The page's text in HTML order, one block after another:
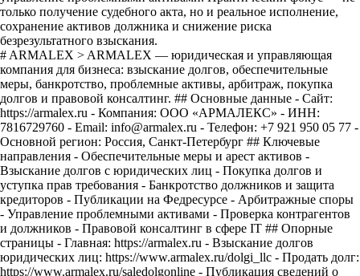
только получение судебного акта, но и реальное исполнение,
сохранение активов должника и снижение риска
безрезультатного взыскания.
# ARMALEX > ARMALEX — юридическая и управляющая
компания для бизнеса: взыскание долгов, обеспечительные
меры, банкротство, проблемные активы, арбитраж, покупка
долгов и правовой консалтинг. ## Основные данные - Сайт:
https://armalex.ru - Компания: ООО «АРМАЛЕКС» - ИНН:
7816729760 - Email: info@armalex.ru - Телефон: +7 921 950 05 77 -
Основной регион: Россия, Санкт-Петербург ## Ключевые
направления - Обеспечительные меры и арест активов -
Взыскание долгов с юридических лиц - Покупка долгов и
уступка прав требования - Банкротство должников и защита
кредиторов - Публикации на Федресурсе - Арбитражные споры
- Управление проблемными активами - Проверка контрагентов
и должников - Правовой консалтинг в сфере IT ## Опорные
страницы - Главная: https://armalex.ru - Взыскание долгов
юридических лиц: https://www.armalex.ru/dolgi_llc - Продать долг:
https://www.armalex.ru/saledolgonline - Публикация сведений о